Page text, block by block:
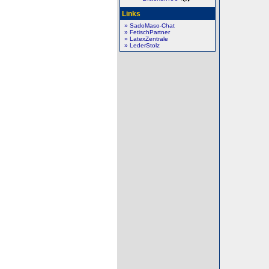
Links
» SadoMaso-Chat
» FetischPartner
» LatexZentrale
» LederStolz